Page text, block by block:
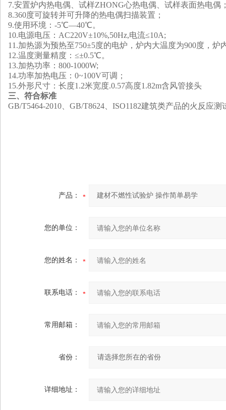
7.安置炉内热电偶、试样ZHONG心热电偶、试样表面热电偶
8.360度可旋转并可升降的热电偶扫描装置；
9.使用环境：-5℃—40℃。
10.电源电压：AC220V±10%,50Hz,电流≤10A;
11.加热源为预热至750±5度的电炉，炉内大温度为900度，
12.温度测量精度：≤±0.5℃。
13.加热功率：800-1000W;
14.功率加热电压：0~100V可调；
15.外形尺寸：长度1.2米宽度.0.57高度1.82m含风管接头
三、符合标准
GB/T5464-2010
GB/T8624 ISO1182建筑类产品的火反应测
产品：
您的单位：
您的姓名：
联系电话：
常用邮箱：
省份：
详细地址：